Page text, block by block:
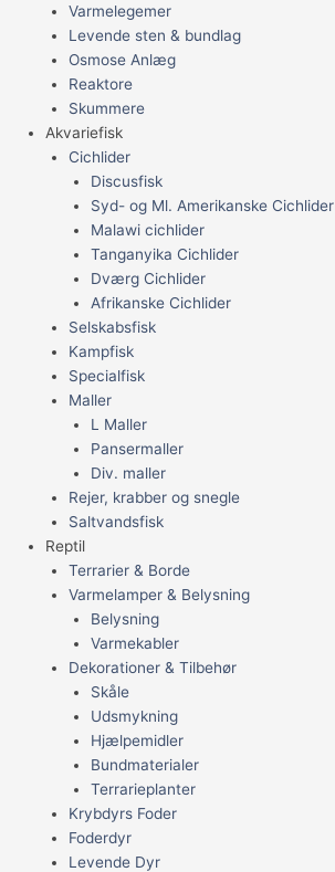
Varmelegemer
Levende sten & bundlag
Osmose Anlæg
Reaktore
Skummere
Akvariefisk
Cichlider
Discusfisk
Syd- og Ml. Amerikanske Cichlider
Malawi cichlider
Tanganyika Cichlider
Dværg Cichlider
Afrikanske Cichlider
Selskabsfisk
Kampfisk
Specialfisk
Maller
L Maller
Pansermaller
Div. maller
Rejer, krabber og snegle
Saltvandsfisk
Reptil
Terrarier & Borde
Varmelamper & Belysning
Belysning
Varmekabler
Dekorationer & Tilbehør
Skåle
Udsmykning
Hjælpemidler
Bundmaterialer
Terrarieplanter
Krybdyrs Foder
Foderdyr
Levende Dyr